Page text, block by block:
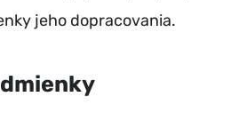
jeho dopracovania.